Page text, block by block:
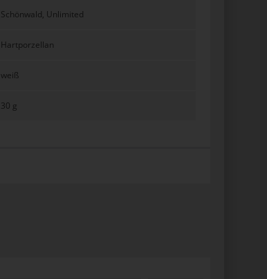
Schönwald, Unlimited
Hartporzellan
weiß
30 g